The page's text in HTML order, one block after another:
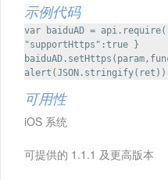
示例代码
var baiduAD =
"supportHttps":true }
可用性
iOS 系统
可提供的 1.1.1 及更高版本